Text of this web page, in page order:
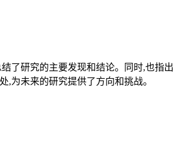
了研究的主要发现和结论。同时,也指出
,为未来的研究提供了方向和挑战。